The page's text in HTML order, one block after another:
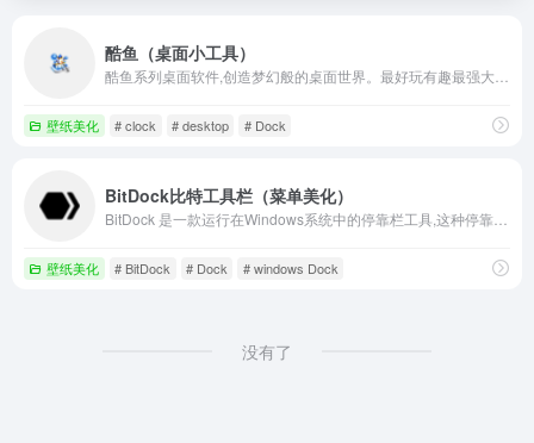
酷鱼（桌面小工具）
壁纸美化 # clock # desktop # Dock
BitDock比特工具栏（菜单美化）
壁纸美化 # BitDock # Dock # windows Dock
没有了